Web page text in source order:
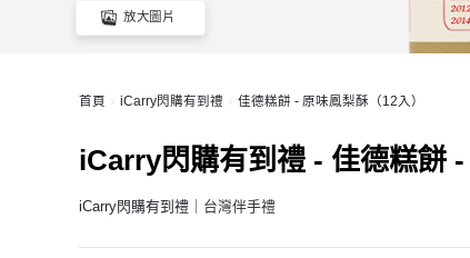
放大圖片
首頁 iCarry閃購有到禮 佳德糕餅 - 原味鳳梨酥（12入）
iCarry閃購有到禮 - 佳德糕餅 -
iCarry閃購有到禮 ｜台灣伴手禮